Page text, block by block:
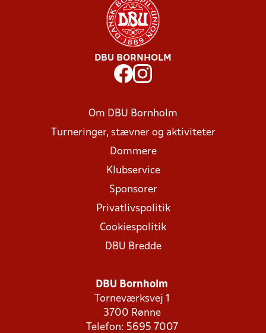
DBU BORNHOLM
Om DBU Bornholm
Turneringer, stævner og aktiviteter
Dommere
Klubservice
Sponsorer
Privatlivspolitik
Cookiespolitik
DBU Bredde
DBU Bornholm
Torneværksvej 1
3700 Rønne
Telefon: 5695 7007